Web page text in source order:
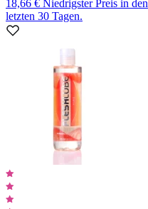
18,66 € Niedrigster Preis in den
letzten 30 Tagen.